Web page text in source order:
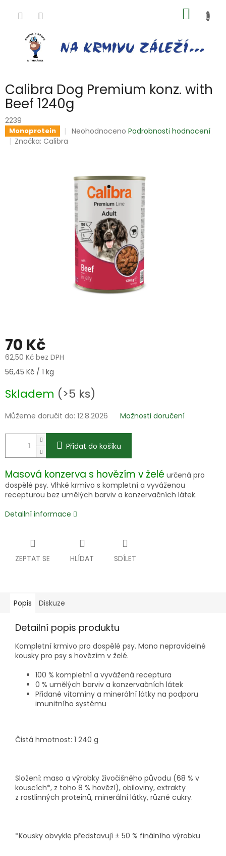
KOŠÍK
Calibra Dog Premium konz. with
Beef 1240g
2239
Monoprotein
Průměrné
z
5
hvězdiček.
Neohodnoceno Podrobnosti hodnocení
Značka:Calibra
70 Kč
62,50 Kč bez DPH
Měrná
56,45 Kč / 1 kg
Skladem (>5 ks)
Můžeme doručit do: 12.8.2026 Možnosti doručení
Přidat do košíku
Masová konzerva s hovězím v želé určená pro
dospělé psy. Vlhké krmivo s kompletní a vyváženou
recepturou bez umělých barviv a konzervačních látek.
Detailní informace
ZEPTAT SE HLÍDAT SDÍLET
Popis Diskuze
Detailní popis produktu
Kompletní krmivo pro dospělé psy. Mono nepravidelné
kousky pro psy s hovězím v želé.
100 % kompletní a vyvážená receptura
0 % umělých barviv a konzervačních látek
Přidané vitamíny a minerální látky na podporu
imunitního systému
Čistá hmotnost: 1 240 g
Složení: maso a výrobky živočišného původu (68 % v
kouscích*, z toho 8 % hovězí), obiloviny, extrakty
z rostlinných proteinů, minerální látky, různé cukry.
*Kousky obvykle představují ± 50 % finálního výrobku